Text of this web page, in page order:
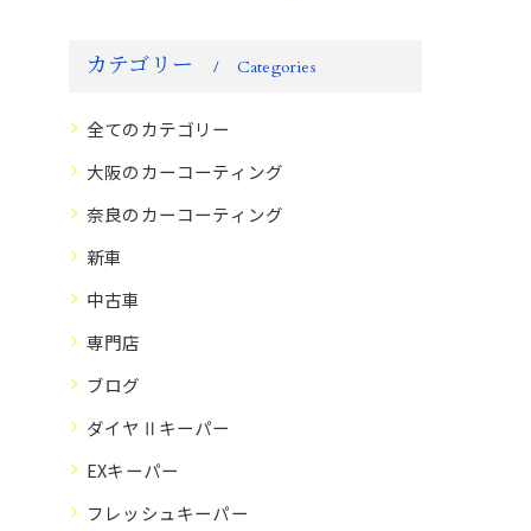
カテゴリー Categories
全てのカテゴリー
大阪のカーコーティング
奈良のカーコーティング
新車
中古車
専門店
ブログ
ダイヤⅡキーパー
EXキーパー
フレッシュキーパー